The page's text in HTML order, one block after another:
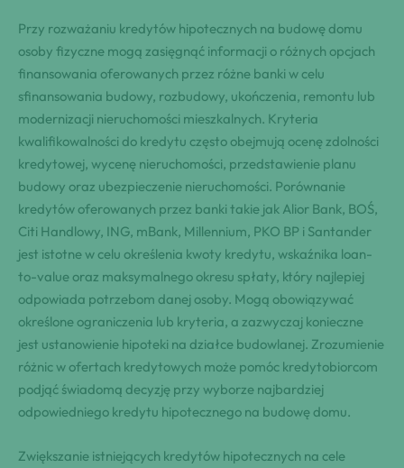
Przy rozważaniu kredytów hipotecznych na budowę domu
osoby fizyczne mogą zasięgnąć informacji o różnych opcjach
finansowania oferowanych przez różne banki w celu
sfinansowania budowy, rozbudowy, ukończenia, remontu lub
modernizacji nieruchomości mieszkalnych. Kryteria
kwalifikowalności do kredytu często obejmują ocenę zdolności
kredytowej, wycenę nieruchomości, przedstawienie planu
budowy oraz ubezpieczenie nieruchomości. Porównanie
kredytów oferowanych przez banki takie jak Alior Bank, BOŚ,
Citi Handlowy, ING, mBank, Millennium, PKO BP i Santander
jest istotne w celu określenia kwoty kredytu, wskaźnika loan-
to-value oraz maksymalnego okresu spłaty, który najlepiej
odpowiada potrzebom danej osoby. Mogą obowiązywać
określone ograniczenia lub kryteria, a zazwyczaj konieczne
jest ustanowienie hipoteki na działce budowlanej. Zrozumienie
różnic w ofertach kredytowych może pomóc kredytobiorcom
podjąć świadomą decyzję przy wyborze najbardziej
odpowiedniego kredytu hipotecznego na budowę domu.
Zwiększanie istniejących kredytów hipotecznych na cele